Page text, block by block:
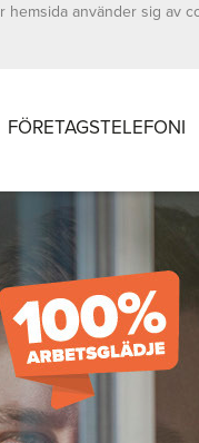
FÖRETAGSTELEFONI
hemsida använder sig av